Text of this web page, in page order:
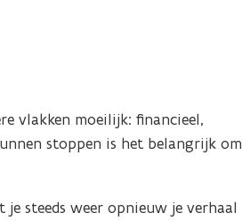
vlakken moeilijk: financieel,
stoppen is het belangrijk om
steeds weer opnieuw je verhaal